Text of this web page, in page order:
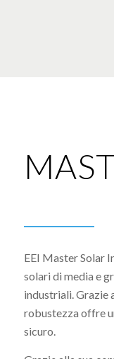
EEI Master Solar
solari di media e
industriali. Grazie
robustezza offre
sicuro.